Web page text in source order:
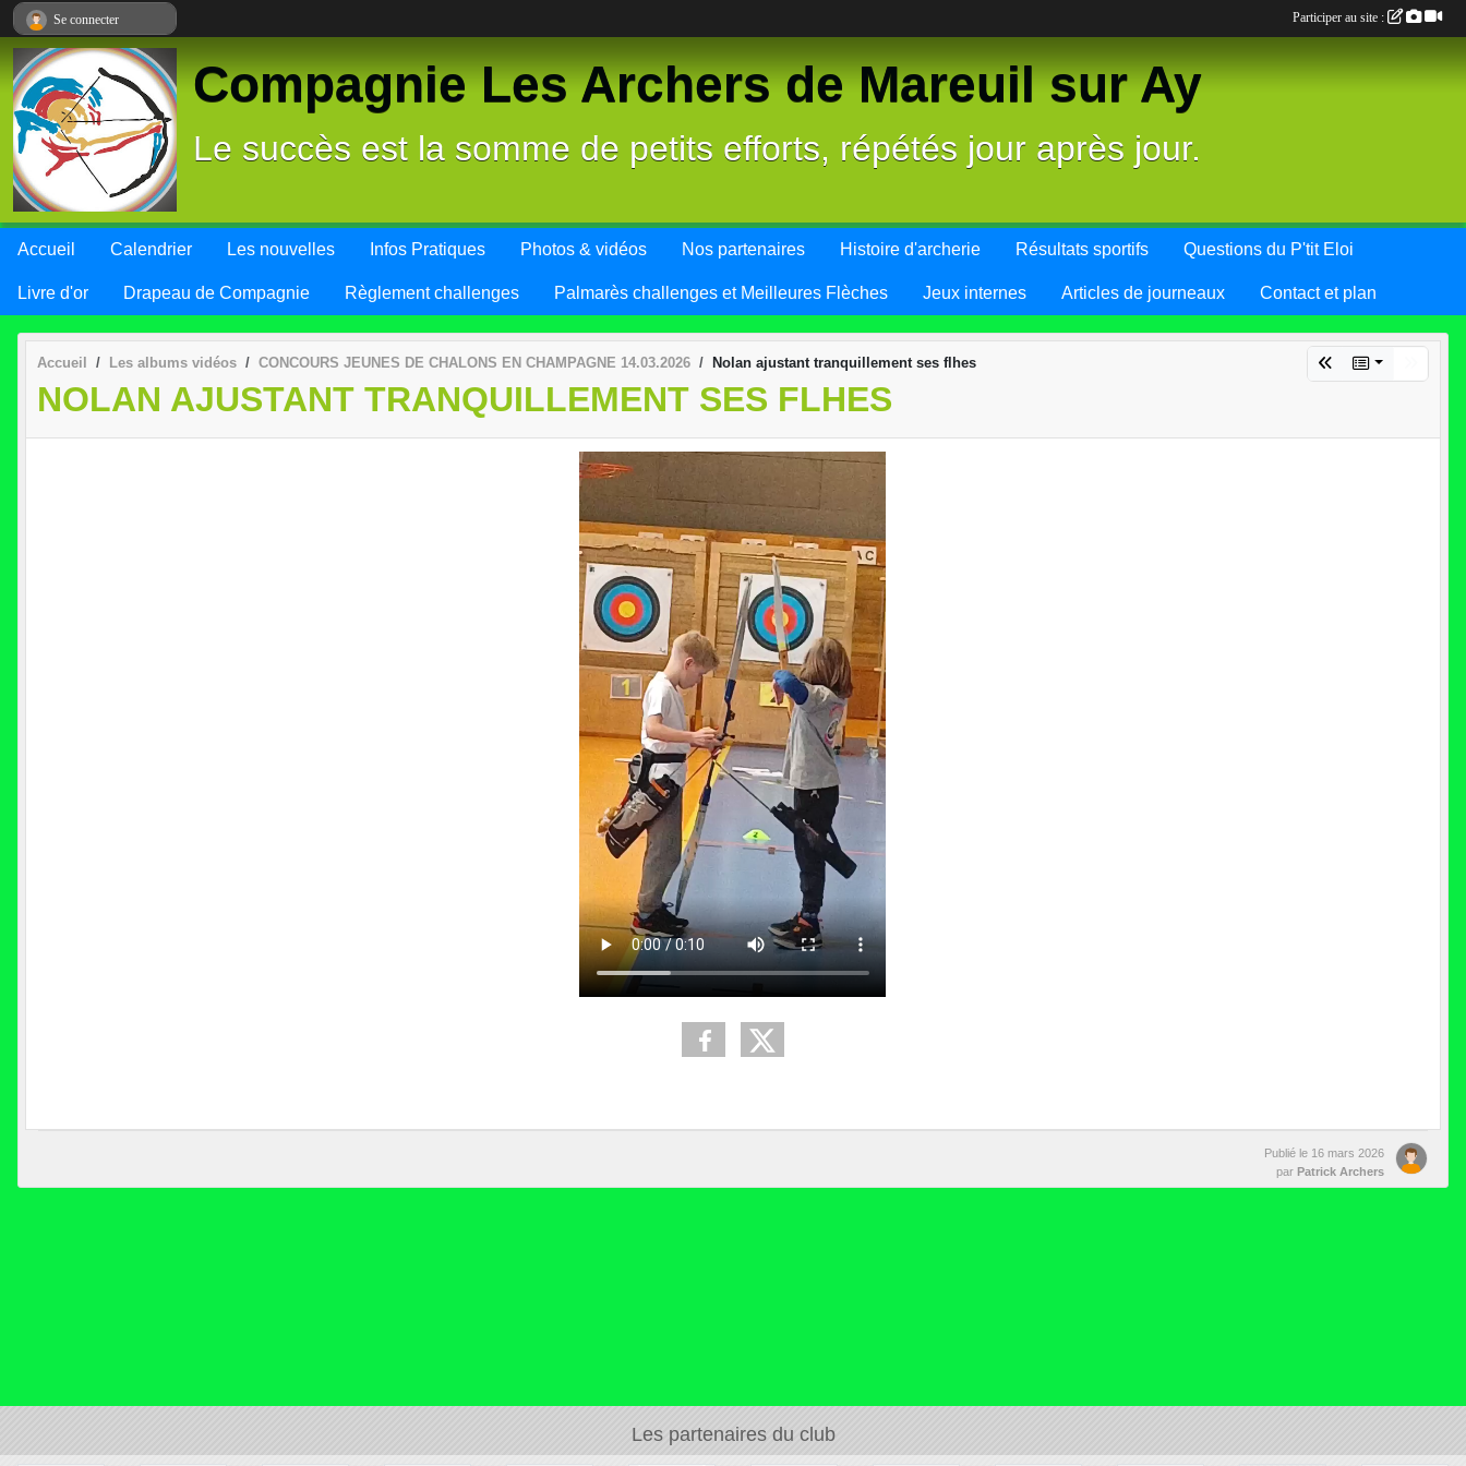
Compagnie Les Archers de Mareuil sur Ay
Le succès est la somme de petits efforts, répétés jour après jour.
Accueil Calendrier Les nouvelles Infos Pratiques Photos & vidéos Nos partenaires Histoire d'archerie Résultats sportifs Questions du P'tit Eloi
Livre d'or Drapeau de Compagnie Règlement challenges Palmarès challenges et Meilleures Flèches Jeux internes Articles de journeaux Contact et plan
Accueil Les albums vidéos CONCOURS JEUNES DE CHALONS EN CHAMPAGNE 14.03.2026 Nolan ajustant tranquillement ses flhes
NOLAN AJUSTANT TRANQUILLEMENT SES FLHES
Publié le 16 mars 2026
par Patrick Archers
Les partenaires du club
Se connecter Participer au site :
Panneau de gestion des cookies